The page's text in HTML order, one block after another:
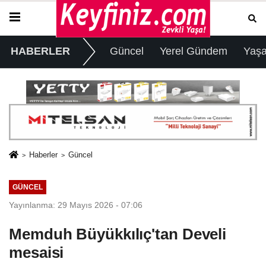
HABERLER Güncel Yerel Gündem
Haberler Güncel
GÜNCEL
Yayınlanma: 29 Mayıs 2026 - 07:06
Memduh Büyükkılıç'tan Develi
mesaisi